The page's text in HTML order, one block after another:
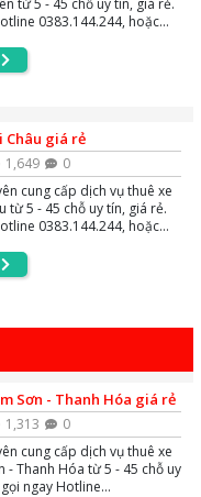
0383.144.244, hoặc
Châu giá rẻ
1,649
0
cung cấp dịch vụ thuê xe
từ 5 - 45 chỗ uy tín, giá rẻ.
0383.144.244, hoặc
Sơn - Thanh Hóa giá rẻ
1,313
0
cung cấp dịch vụ thuê xe
- Thanh Hóa từ 5 - 45 chỗ uy
ngay Hotline